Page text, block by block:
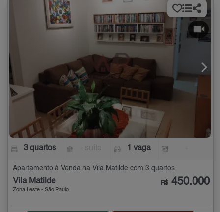
3 quartos 1 vaga
Apartamento à Venda na Vila Matilde com 3 quartos
Vila Matilde
Zona Leste - São Paulo
R$ 450.000